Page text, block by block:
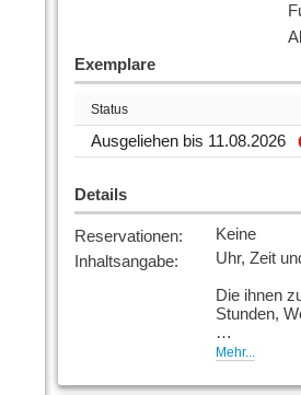
Exemplare
Status
Ausgeliehen bis 11.08.2026
Details
Reservationen:
Keine
Inhaltsangabe:
Uhr, Zeit
Die ihnen
Stunden,
Mit Uhr
Mehr...